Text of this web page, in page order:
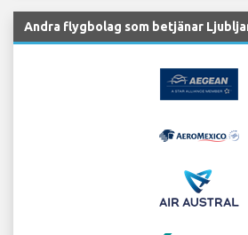
Andra flygbolag som betjänar